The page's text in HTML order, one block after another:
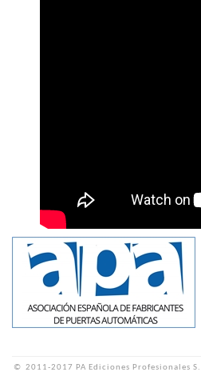
© 2011-2017 PA Ediciones Profesionales